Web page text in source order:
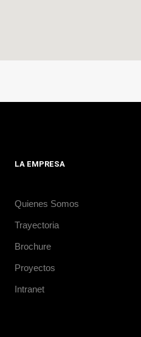
LA EMPRESA
Quienes Somos
Trayectoria
Brochure
Proyectos
Intranet